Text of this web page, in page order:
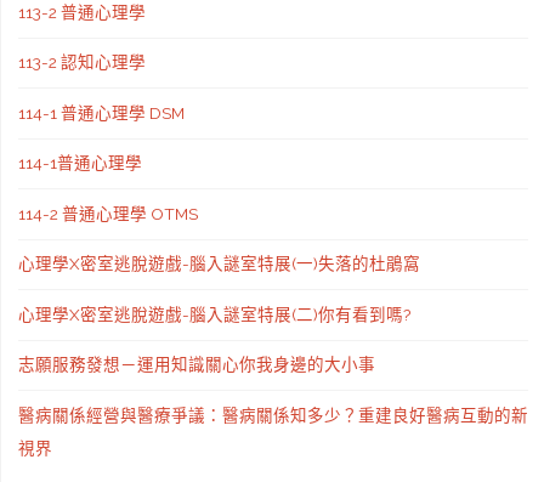
113-2 普通心理學
113-2 認知心理學
114-1 普通心理學 DSM
114-1普通心理學
114-2 普通心理學 OTMS
心理學X密室逃脫遊戲-腦入謎室特展(一)失落的杜鵑窩
心理學X密室逃脫遊戲-腦入謎室特展(二)你有看到嗎?
志願服務發想－運用知識關心你我身邊的大小事
醫病關係經營與醫療爭議：醫病關係知多少？重建良好醫病互動的新
視界